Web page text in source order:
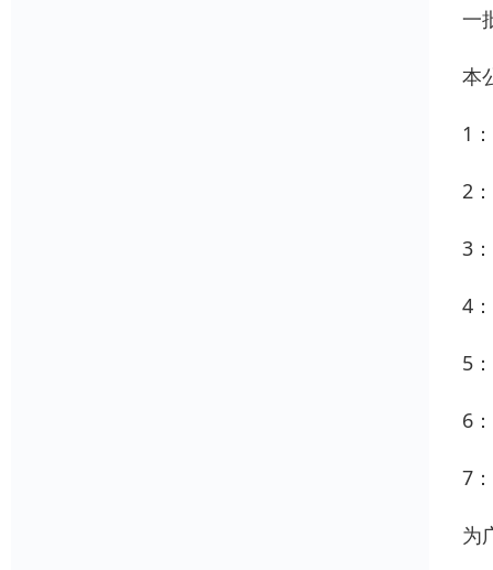
一
本
1
2
3
4
5
6
7
为